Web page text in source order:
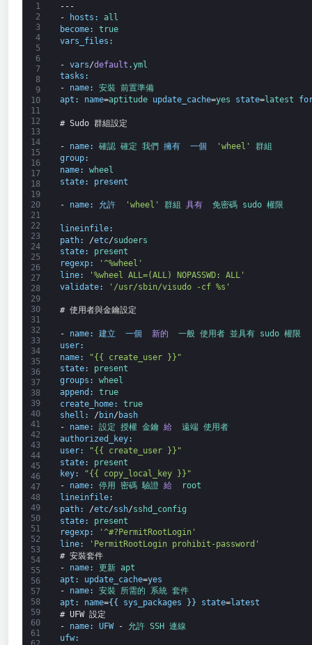
1
2
3
4
5
6
7
8
9
10
11
12
13
14
15
16
17
18
19
20
21
22
23
24
25
26
27
28
29
30
31
32
33
34
35
36
37
38
39
40
41
42
43
44
45
46
47
48
49
50
51
52
53
54
55
56
57
58
59
60
61
---
-
hosts :
all
become:
true
vars_files :
- vars/default .yml
tasks :
-
name: 安裝 前置準備
apt : name=aptitude update_cache=yes state=latest
# Sudo 群組設定
- name: 確認 確定 我們 擁有 一個 'wheel'
群組
group:
name:
wheel
state: present
- name: 允許 'wheel' 群組 具有 免密碼 sudo 權限
lineinfile:
path: /etc/sudoers
state:
present
regexp:
'^%wheel'
line:
'%wheel ALL=(ALL) NOPASSWD: ALL'
validate: '/usr/sbin/visudo -cf %s'
# 使用者與金鑰設定
- name: 建立 一個 新的 一般 使用者 並具有 sudo 權限
user:
name:
"{{ create_user }}"
state:
present
groups :
wheel
append :
true
create_home:
true
shell : / bin/ bash
-
name: 設定 授權 金鑰 給 遠端 使用者
authorized_key:
user:
"{{ create_user }}"
state:
present
key:
"{{ copy_local_key }}"
-
name: 停用 密碼 驗證 給
root
lineinfile:
path: /etc/ssh/sshd_config
state:
present
regexp:
'^#?PermitRootLogin'
line:
'PermitRootLogin prohibit-password'
# 安裝套件
-
name: 更新 apt
apt : update_cache=yes
-
name: 安裝 所需的 系統 套件
apt : name={ { sys_packages } } state=latest
# UFW 設定
-
name: UFW - 允許 SSH 連線
ufw: